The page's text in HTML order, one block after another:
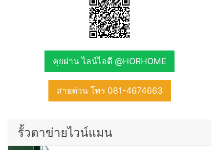
คุยผ่าน ไลน์ไอดี @HORHOME
สายด่วน โทร 081-4674663
รั้วตาข่ายไวน์แมน